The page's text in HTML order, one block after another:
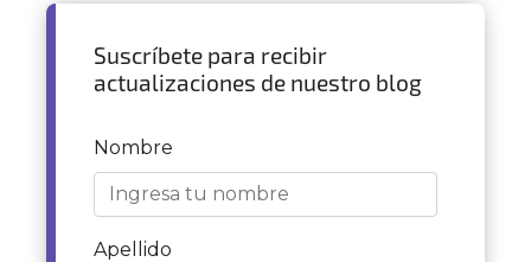
Suscríbete para recibir
actualizaciones de nuestro blog
Nombre
Apellido